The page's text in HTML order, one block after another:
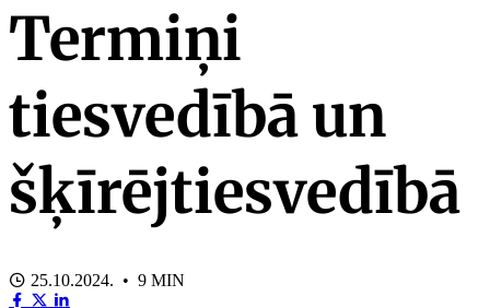
Termiņi
tiesvedībā un
šķīrējtiesvedībā
25.10.2024. • 9 MIN